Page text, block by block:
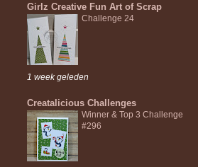
Girlz Creative Fun Art of Scrap
Challenge 24
1 week geleden
Creatalicious Challenges
Winner & Top 3 Challenge
#296